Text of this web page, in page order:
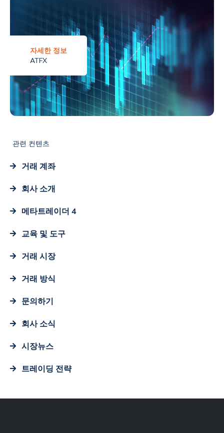
자세한 정보
ATFX
관련 컨텐츠
거래 계좌
회사 소개
메타트레이더 4
교육 및 도구
거래 시장
거래 방식
문의하기
회사 소식
시장뉴스
트레이딩 전략